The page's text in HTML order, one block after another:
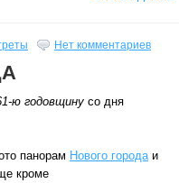
Нет комментариев
ю годовщину со дня
панорам Нового городаи
кроме